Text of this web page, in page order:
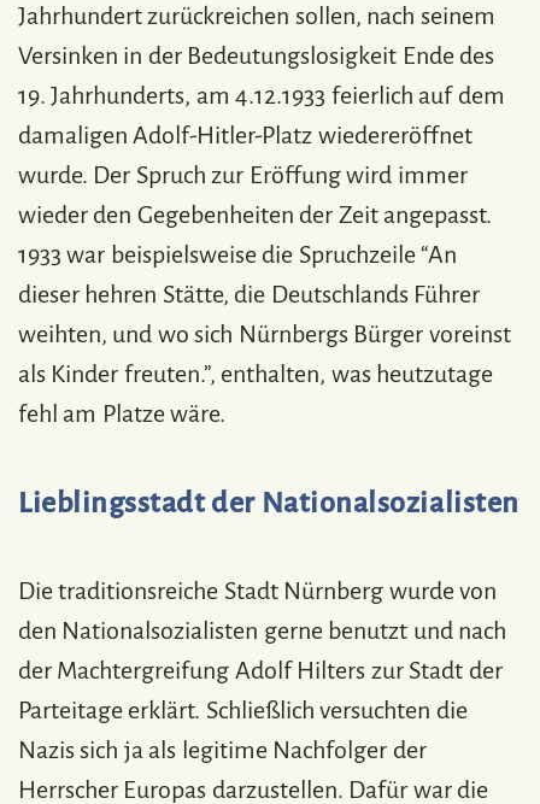
Jahrhundert zurückreichen sollen, nach seinem
Versinken in der Bedeutungslosigkeit Ende des
19. Jahrhunderts, am 4.12.1933 feierlich auf dem
damaligen Adolf-Hitler-Platz wiedereröffnet
wurde. Der Spruch zur Eröffung wird immer
wieder den Gegebenheiten der Zeit angepasst.
1933 war beispielsweise die Spruchzeile “An
dieser hehren Stätte, die Deutschlands Führer
weihten, und wo sich Nürnbergs Bürger voreinst
als Kinder freuten.”, enthalten, was heutzutage
fehl am Platze wäre.
Lieblingsstadt der Nationalsozialisten
Die traditionsreiche Stadt Nürnberg wurde von
den Nationalsozialisten gerne benutzt und nach
der Machtergreifung Adolf Hilters zur Stadt der
Parteitage erklärt. Schließlich versuchten die
Nazis sich ja als legitime Nachfolger der
Herrscher Europas darzustellen. Dafür war die